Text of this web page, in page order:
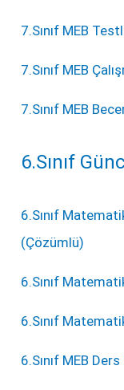
7.Sınıf MEB
7.Sınıf MEB
7.Sınıf MEB
6.Sınıf
6.Sınıf
(Çözümlü)
6.Sınıf
6.Sınıf
6.Sınıf MEB Ders